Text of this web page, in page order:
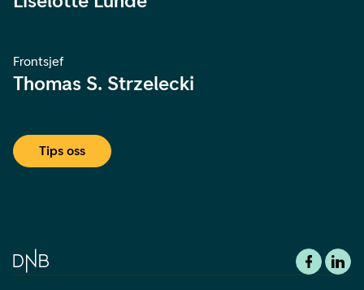
Frontsjef
Thomas S. Strzelecki
Tips oss